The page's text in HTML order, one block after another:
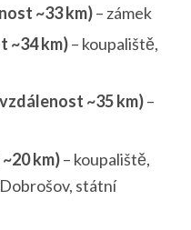
~33 km)– zámek
~34 km)– koupaliště,
~35 km)–
km)– koupaliště,
státní